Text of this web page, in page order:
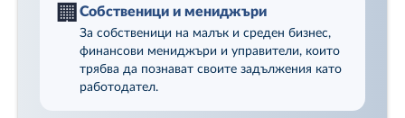
🏢 Собственици и мениджъри
За собственици на малък и среден бизнес,
финансови мениджъри и управители, които
трябва да познават своите задължения като
работодател.